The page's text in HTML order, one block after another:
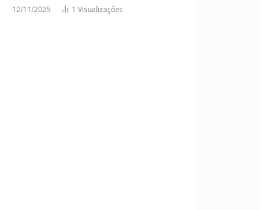
12/11/2025 1 Visualizações